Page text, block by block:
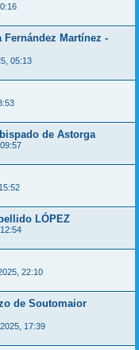
Martínez -
05:13
de Astorga
LÓPEZ
22:10
de Soutomaior
17:39